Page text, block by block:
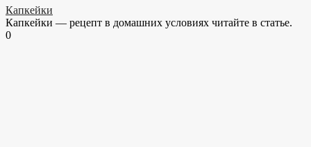
Капкейки
Капкейки — рецепт в домашних условиях читайте в статье.
0